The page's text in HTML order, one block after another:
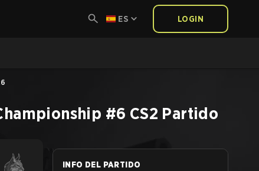
ES LOGIN
#6 CS2 Partido
INFO DEL PARTIDO